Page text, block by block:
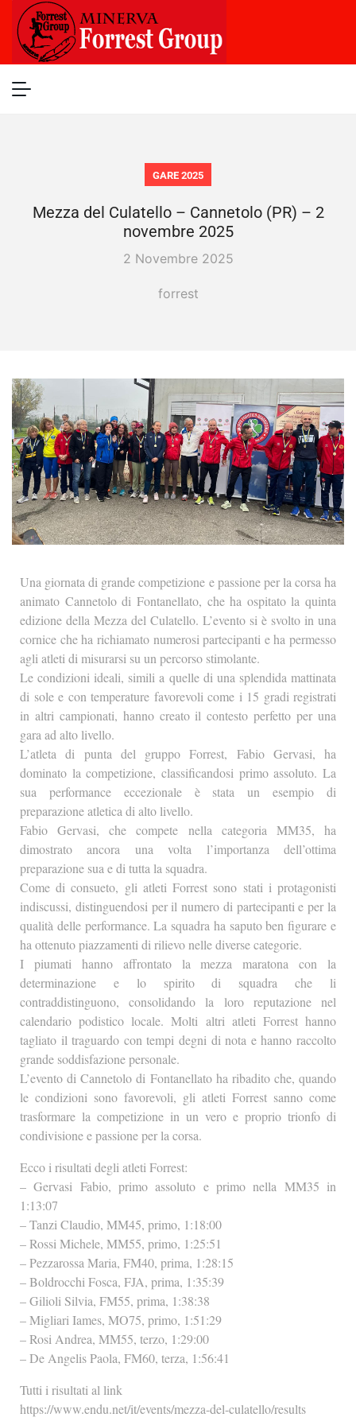
GARE 2025
Mezza del Culatello – Cannetolo (PR) – 2
novembre 2025
2 Novembre 2025
forrest
Una giornata di grande competizione e passione per la corsa ha
animato Cannetolo di Fontanellato, che ha ospitato la quinta
edizione della Mezza del Culatello. L’evento si è svolto in una
cornice che ha richiamato numerosi partecipanti e ha permesso
agli atleti di misurarsi su un percorso stimolante.
Le condizioni ideali, simili a quelle di una splendida mattinata
di sole e con temperature favorevoli come i 15 gradi registrati
in altri campionati, hanno creato il contesto perfetto per una
gara ad alto livello.
L’atleta di punta del gruppo Forrest, Fabio Gervasi, ha
dominato la competizione, classificandosi primo assoluto. La
sua performance eccezionale è stata un esempio di
preparazione atletica di alto livello.
Fabio Gervasi, che compete nella categoria MM35, ha
dimostrato ancora una volta l’importanza dell’ottima
preparazione sua e di tutta la squadra.
Come di consueto, gli atleti Forrest sono stati i protagonisti
indiscussi, distinguendosi per il numero di partecipanti e per la
qualità delle performance. La squadra ha saputo ben figurare e
ha ottenuto piazzamenti di rilievo nelle diverse categorie.
I piumati hanno affrontato la mezza maratona con la
determinazione e lo spirito di squadra che li
contraddistinguono, consolidando la loro reputazione nel
calendario podistico locale. Molti altri atleti Forrest hanno
tagliato il traguardo con tempi degni di nota e hanno raccolto
grande soddisfazione personale.
L’evento di Cannetolo di Fontanellato ha ribadito che, quando
le condizioni sono favorevoli, gli atleti Forrest sanno come
trasformare la competizione in un vero e proprio trionfo di
condivisione e passione per la corsa.
Ecco i risultati degli atleti Forrest:
– Gervasi Fabio, primo assoluto e primo nella MM35 in
1:13:07
– Tanzi Claudio, MM45, primo, 1:18:00
– Rossi Michele, MM55, primo, 1:25:51
– Pezzarossa Maria, FM40, prima, 1:28:15
– Boldrocchi Fosca, FJA, prima, 1:35:39
– Gilioli Silvia, FM55, prima, 1:38:38
– Migliari Iames, MO75, primo, 1:51:29
– Rosi Andrea, MM55, terzo, 1:29:00
– De Angelis Paola, FM60, terza, 1:56:41
Tutti i risultati al link
https://www.endu.net/it/events/mezza-del-culatello/results